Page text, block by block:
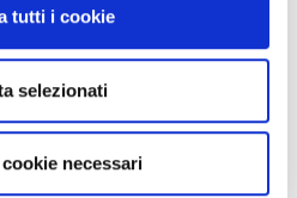
tutti i cookie
selezionati
necessari
300 ml
Gianduia ad azione
- 30 Capsule